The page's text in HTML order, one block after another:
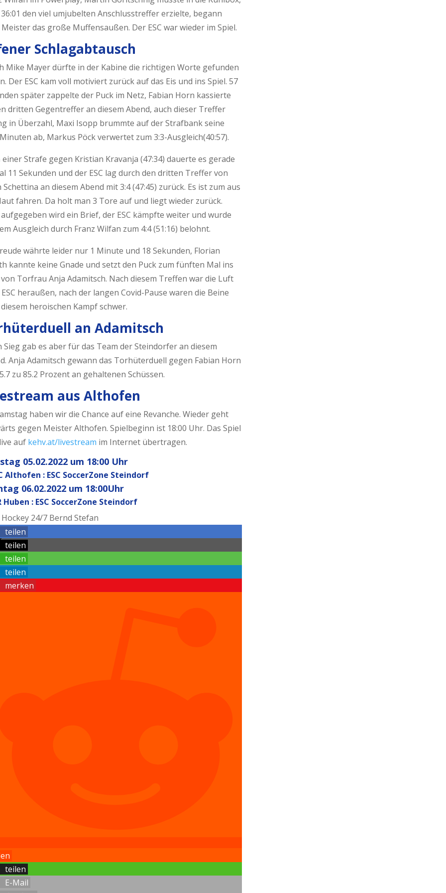
den viel umjubelten Anschlusstreffer erzielte, begann
das große Muffensaußen. Der ESC war wieder im Spiel.
Schlagabtausch
Mike Mayer dürfte in der Kabine die richtigen Worte gefunden
Der ESC kam voll motiviert zurück auf das Eis und ins Spiel. 57
später zappelte der Puck im Netz, Fabian Horn kassierte
dritten Gegentreffer an diesem Abend, auch dieser Treffer
in Überzahl, Maxi Isopp brummte auf der Strafbank seine
ab, Markus Pöck verwertet zum 3:3-Ausgleich(40:57).
einer Strafe gegen Kristian Kravanja (47:34) dauerte es gerade
11 Sekunden und der ESC lag durch den dritten Treffer von
Schettina an diesem Abend mit 3:4 (47:45) zurück. Es ist zum aus
fahren. Da holt man 3 Tore auf und liegt wieder zurück.
wird ein Brief, der ESC kämpfte weiter und wurde
Ausgleich durch Franz Wilfan zum 4:4 (51:16) belohnt.
währte leider nur 1 Minute und 18 Sekunden, Florian
kannte keine Gnade und setzt den Puck zum fünften Mal ins
Torfrau Anja Adamitsch. Nach diesem Treffen war die Luft
heraußen, nach der langen Covid-Pause waren die Beine
heroischen Kampf schwer.
an Adamitsch
Sieg gab es aber für das Team der Steindorfer an diesem
Anja Adamitsch gewann das Torhüterduell gegen Fabian Horn
zu 85.2 Prozent an gehaltenen Schüssen.
aus Althofen
haben wir die Chance auf eine Revanche. Wieder geht
gegen Meister Althofen. Spielbeginn ist 18:00 Uhr. Das Spiel
auf kehv.at/livestream im Internet übertragen.
05.02.2022 um 18:00 Uhr
Althofen : ESC SoccerZone Steindorf
06.02.2022 um 18:00Uhr
Huben : ESC SoccerZone Steindorf
24/7 Bernd Stefan
teilen
teilen
teilen
teilen
merken
teilen
E-Mail